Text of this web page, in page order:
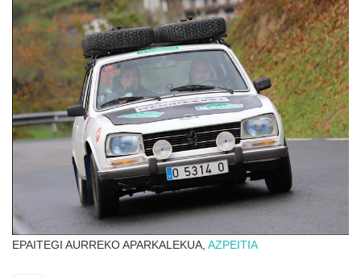
EPAITEGI AURREKO APARKALEKUA, AZPEITIA